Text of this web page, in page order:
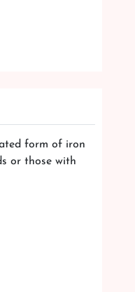
form of iron
or those with